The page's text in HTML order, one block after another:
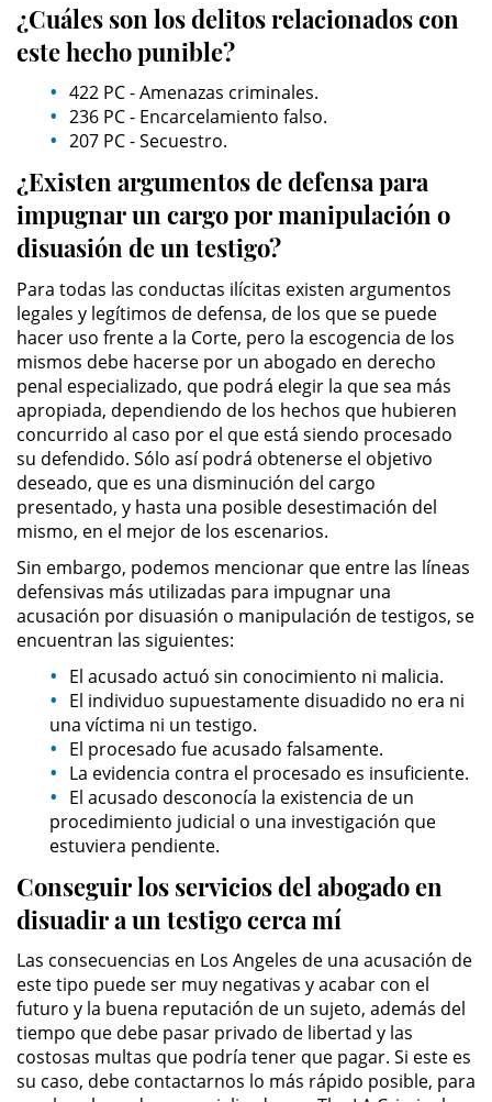
Driving Crimes
Carjacking
Driving with a Suspended License
Evading a Police Officer
Hit and Run
Vehicular Manslaughter
Drug Crimes
California Marijuana Laws
Manufacturing Drugs
Possession Of A Controlled
Substance
Possession of a Controlled
Substance for Sale
Possession of Drug Paraphernalia
Possession of Marijuana for Sale
Possession of Methamphetamine
Pre-Trial Diversion for Drug Crimes
Prop 36
Transportation for Sale of a
Controlled Substance
DUI
2nd Offense DUI
¿Cuáles son los delitos relacionados con
este hecho punible?
422 PC - Amenazas criminales.
236 PC - Encarcelamiento falso.
207 PC - Secuestro.
¿Existen argumentos de defensa para
impugnar un cargo por manipulación o
disuasión de un testigo?
Para todas las conductas ilícitas existen argumentos
legales y legítimos de defensa, de los que se puede
hacer uso frente a la Corte, pero la escogencia de los
mismos debe hacerse por un abogado en derecho
penal especializado, que podrá elegir la que sea más
apropiada, dependiendo de los hechos que hubieren
concurrido al caso por el que está siendo procesado
su defendido. Sólo así podrá obtenerse el objetivo
deseado, que es una disminución del cargo
presentado, y hasta una posible desestimación del
mismo, en el mejor de los escenarios.
Sin embargo, podemos mencionar que entre las líneas
defensivas más utilizadas para impugnar una
acusación por disuasión o manipulación de testigos, se
encuentran las siguientes:
El acusado actuó sin conocimiento ni malicia.
El individuo supuestamente disuadido no era ni
una víctima ni un testigo.
El procesado fue acusado falsamente.
La evidencia contra el procesado es insuficiente.
El acusado desconocía la existencia de un
procedimiento judicial o una investigación que
estuviera pendiente.
Conseguir los servicios del abogado en
disuadir a un testigo cerca mí
Las consecuencias en Los Angeles de una acusación de
este tipo puede ser muy negativas y acabar con el
futuro y la buena reputación de un sujeto, además del
tiempo que debe pasar privado de libertad y las
costosas multas que podría tener que pagar. Si este es
su caso, debe contactarnos lo más rápido posible, para